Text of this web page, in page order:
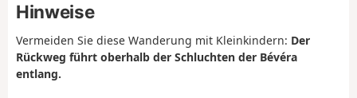
Hinweise
Vermeiden Sie diese Wanderung mit Kleinkindern: Der
Rückweg führt oberhalb der Schluchten der Bévéra
entlang.